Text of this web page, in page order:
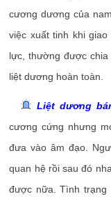
cương dương của
việc xuất tinh khi
lực, thường được
liệt dương hoàn toàn.
Liệt dương
cương cứng nhưng
đưa vào âm đạo.
quan hệ rồi sau đó
được nữa. Tình trạng